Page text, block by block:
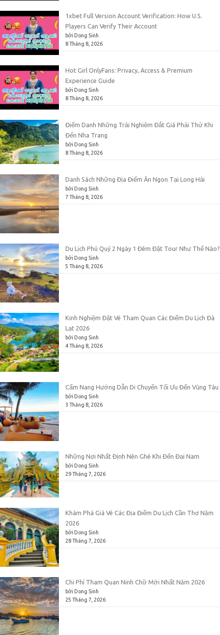
1xbet Full Version Account Verification: How U.S.
Players Can Verify Their Account
bởi Dong Sinh
8 Tháng 8, 2026
Hot Girl OnlyFans: Privacy, Access & Premium
Experience Guide
bởi Dong Sinh
8 Tháng 8, 2026
Điểm Danh Những Trải Nghiệm Đắt Giá Phải Thử Khi
Đến Nha Trang
bởi Dong Sinh
8 Tháng 8, 2026
Danh Sách Những Địa Điểm Ăn Ngon Tại Long Hải
bởi Dong Sinh
7 Tháng 8, 2026
Du Lịch Phú Quý 2 Ngày 1 Đêm Đặt Tour Như Thế Nào?
bởi Dong Sinh
5 Tháng 8, 2026
Kinh Nghiệm Đặt Vé Tham Quan Các Điểm Du Lịch Đà
Lạt 2026
bởi Dong Sinh
4 Tháng 8, 2026
Cẩm Nang Hướng Dẫn Di Chuyển Tối Ưu Đến Vũng Tàu
bởi Dong Sinh
3 Tháng 8, 2026
Những Nơi Nhất Định Nên Ghé Khi Đến Đại Nam
bởi Dong Sinh
29 Tháng 7, 2026
Khám Phá Giá Vé Các Địa Điểm Du Lịch Cần Thơ Năm
2026
bởi Dong Sinh
28 Tháng 7, 2026
Chi Phí Tham Quan Ninh Chữ Mới Nhất Năm 2026
bởi Dong Sinh
25 Tháng 7, 2026